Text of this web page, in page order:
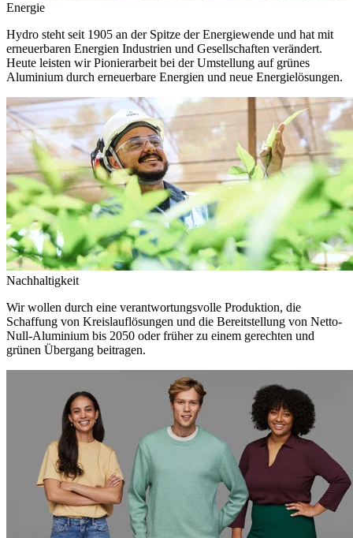
Energie
Hydro steht seit 1905 an der Spitze der Energiewende und hat mit
erneuerbaren Energien Industrien und Gesellschaften verändert.
Heute leisten wir Pionierarbeit bei der Umstellung auf grünes
Aluminium durch erneuerbare Energien und neue Energielösungen.
Nachhaltigkeit
Wir wollen durch eine verantwortungsvolle Produktion, die
Schaffung von Kreislauflösungen und die Bereitstellung von Netto-
Null-Aluminium bis 2050 oder früher zu einem gerechten und
grünen Übergang beitragen.